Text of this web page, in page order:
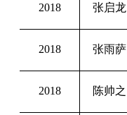
2018 张启龙
2018 张雨萨
2018 陈帅之